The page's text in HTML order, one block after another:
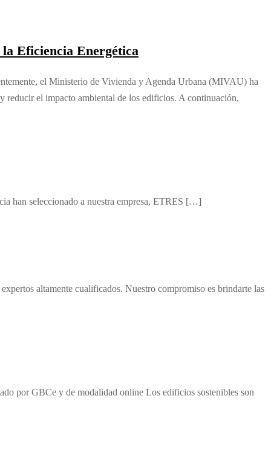
Eficiencia Energética
el Ministerio de Vivienda y Agenda Urbana (MIVAU) ha
reducir el impacto ambiental de los edificios. A continuación,
han seleccionado a nuestra empresa, ETRES […]
altamente cualificados. Nuestro compromiso es brindarte las
por GBCe y de modalidad online Los edificios sostenibles son